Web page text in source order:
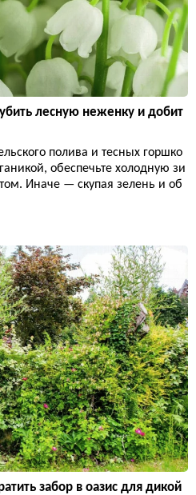
лесную неженку и добит
полива и тесных горшко
обеспечьте холодную зи
Иначе — скупая зелень и об
забор в оазис для дикой